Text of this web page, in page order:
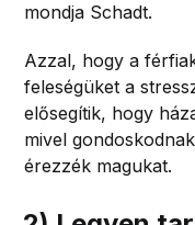
mondja Schadt.
Azzal, hogy a
feleségüket a
elősegítik, hogy
mivel
érezzék magukat.